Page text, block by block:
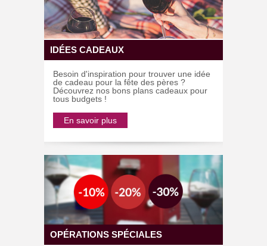
IDÉES CADEAUX
Besoin d'inspiration pour trouver une idée
de cadeau pour la fête des pères ?
Découvrez nos bons plans cadeaux pour
tous budgets !
En savoir plus
OPÉRATIONS SPÉCIALES